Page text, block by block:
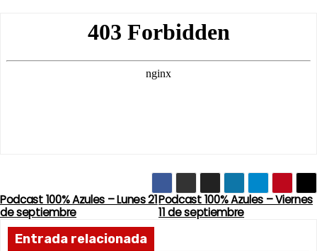
N
Podcast 100% Azules – Viernes
11 de septiembre
Podcast 100% Azules – Lunes 21
de septiembre
Entrada relacionada